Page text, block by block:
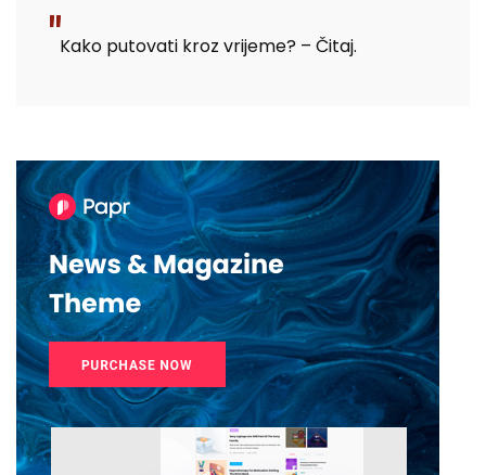
Kako putovati kroz vrijeme? – Čitaj.